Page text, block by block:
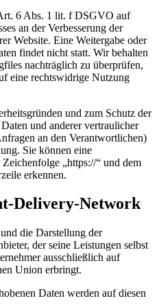
6 Abs. 1 lit. f DSGVO auf
an der Verbesserung der
Website. Eine Weitergabe oder
findet nicht statt. Wir behalten
nachträglich zu überprüfen,
eine rechtswidrige Nutzung
und zum Schutz der
und anderer vertraulicher
an den Verantwortlichen)
Sie können eine
„https://“ und dem
erkennen.
Delivery-Network
die Darstellung der
der seine Leistungen selbst
ausschließlich auf
Union erbringt.
Daten werden auf diesen